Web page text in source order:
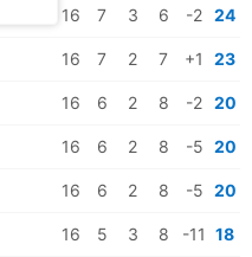
16 7 3 6 -2 24
16 7 2 7 +1 23
16 6 2 8 -2 20
16 6 2 8 -5 20
16 6 2 8 -5 20
16 5 3 8 -11 18